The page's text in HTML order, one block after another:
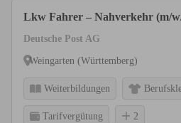
Lkw Fahrer – Nahverkehr (m/
Deutsche Post AG
Weingarten (Württemberg)
Weiterbildungen
Tarifvergütung 2